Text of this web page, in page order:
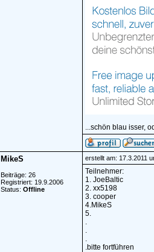
...schön blau isser,
MikeS
Beiträge: 26
Registriert: 19.9.2006
Status: Offline
erstellt am: 17.3.2011
Teilnehmer:
1. JoeBaltic
2. xx5198
3. cooper
4.MikeS
5.
.
.
.
.bitte fortführen